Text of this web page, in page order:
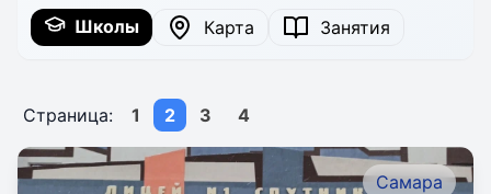
Школы Карта Занятия
Страница: 1 2 3 4
Самара